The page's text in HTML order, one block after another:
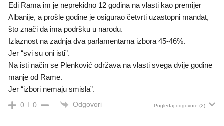
Edi Rama im je neprekidno 12 godina na vlasti kao premijer
Albanije, a prošle godine je osigurao četvrti uzastopni mandat,
što znači da ima podršku u narodu.
Izlaznost na zadnja dva parlamentarna izbora 45-46%.
Jer “svi su oni isti”.
Na isti način se Plenković održava na vlasti svega dvije godine
manje od Rame.
Jer “izbori nemaju smisla”.
0 0 Odgovori Pogledaj odgovore (2)